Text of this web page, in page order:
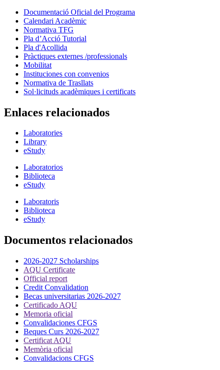
Documentació Oficial del Programa
Calendari Acadèmic
Normativa TFG
Pla d’Acció Tutorial
Pla d'Acollida
Pràctiques externes /professionals
Mobilitat
Instituciones con convenios
Normativa de Trasllats
Sol·licituds acadèmiques i certificats
Enlaces relacionados
Laboratories
Library
eStudy
Laboratorios
Biblioteca
eStudy
Laboratoris
Biblioteca
eStudy
Documentos relacionados
2026-2027 Scholarships
AQU Certificate
Official report
Credit Convalidation
Becas universitarias 2026-2027
Certificado AQU
Memoria oficial
Convalidaciones CFGS
Beques Curs 2026-2027
Certificat AQU
Memòria oficial
Convalidacions CFGS